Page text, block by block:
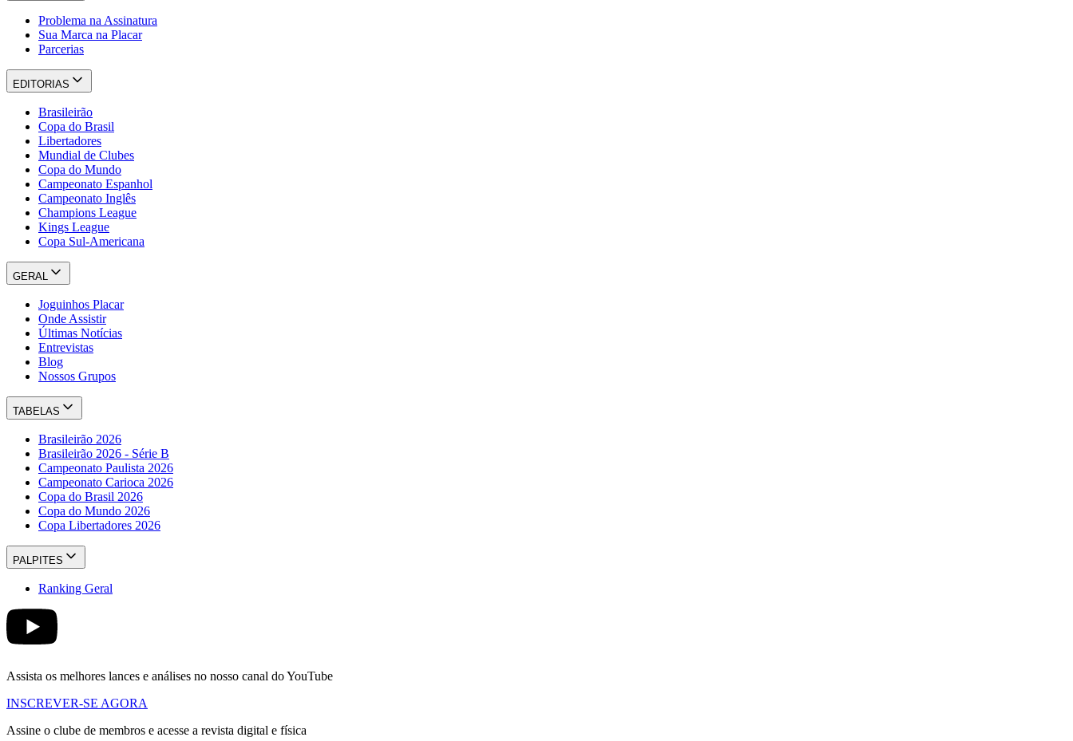
Problema na Assinatura
Sua Marca na Placar
Parcerias
EDITORIAS
Brasileirão
Copa do Brasil
Libertadores
Mundial de Clubes
Copa do Mundo
Campeonato Espanhol
Campeonato Inglês
Champions League
Kings League
Copa Sul-Americana
GERAL
Joguinhos Placar
Onde Assistir
Últimas Notícias
Entrevistas
Blog
Nossos Grupos
TABELAS
Brasileirão 2026
Brasileirão 2026 - Série B
Campeonato Paulista 2026
Campeonato Carioca 2026
Copa do Brasil 2026
Copa do Mundo 2026
Copa Libertadores 2026
PALPITES
Ranking Geral
Assista os melhores lances e análises no nosso canal do YouTube
INSCREVER-SE AGORA
Assine o clube de membros e acesse a revista digital e física